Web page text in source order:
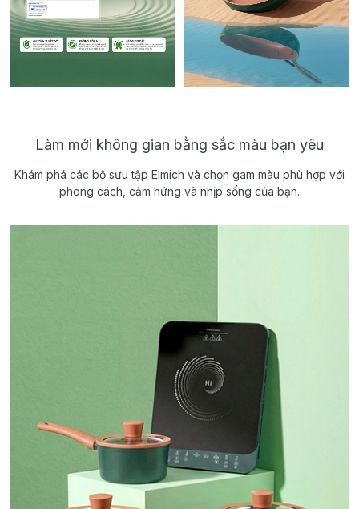
Làm mới không gian bằng sắc màu bạn yêu
Khám phá các bộ sưu tập Elmich và chọn gam màu phù hợp với
phong cách, cảm hứng và nhịp sống của bạn.